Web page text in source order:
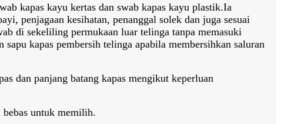
kapas kayu kertas dan swab kapas kayu plastik.Ia
penjagaan kesihatan, penanggal solek dan juga sesuai
di sekeliling permukaan luar telinga tanpa memasuki
kapas pembersih telinga apabila membersihkan saluran
dan panjang batang kapas mengikut keperluan
bebas untuk memilih.